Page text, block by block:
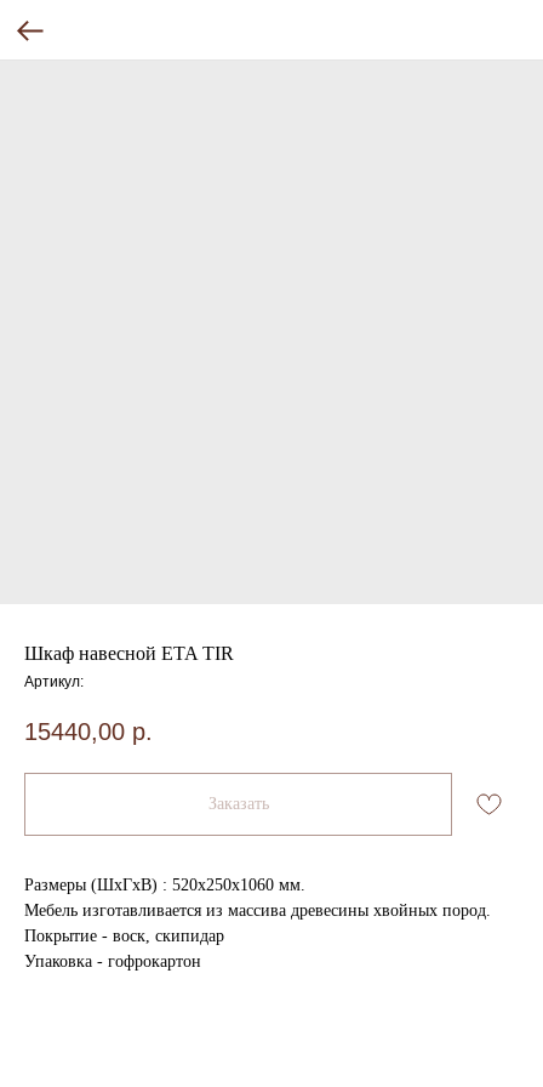
Шкаф навесной ETA TIR
Артикул:
15440,00 р.
Заказать
Размеры (ШхГхВ) : 520х250х1060 мм.
Мебель изготавливается из массива древесины хвойных пород.
Покрытие - воск, скипидар
Упаковка - гофрокартон